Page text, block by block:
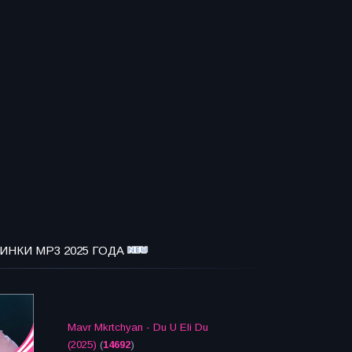
MP3 2025 ГОДА
Mavr Mkrtchyan - Du U Eli Du
(2025) (14692)